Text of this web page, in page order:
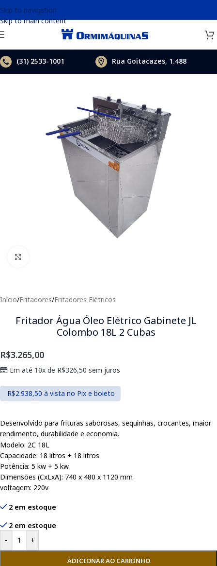
Skip to navigation
Skip to main content
(31) 2533-1001 Rua Goitacazes, 1.488
Início/Fritadores/Fritadores Elétricos
Fritador Água Óleo Elétrico Gabinete JL
Colombo 18L 2 Cubas
R$3.265,00
Em até 10x de R$326,50 sem juros
R$2.938,50 à vista no Pix e boleto
Desenvolvido para frituras saborosas, sequinhas, crocantes, maior
rendimento, durabilidade e economia.
Modelo: 2C 18L
Capacidade: 18 litros + 18 litros
Potência: 5 kw + 5 kw
Dimensões (CxLxA): 740 x 480 x 1120 mm
voltagem: 220v
2 em estoque
2 em estoque
-
+
ADICIONAR AO CARRINHO